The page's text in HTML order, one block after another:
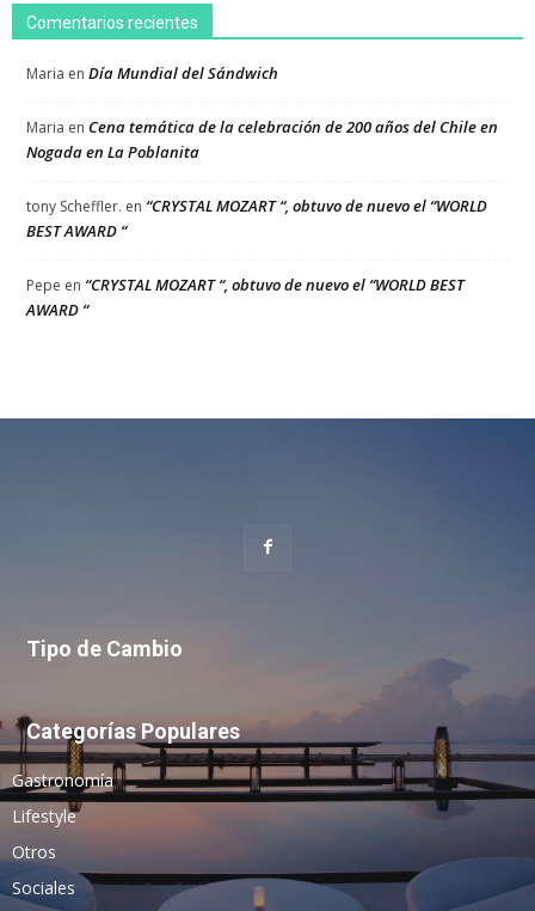
Comentarios recientes
Maria en Día Mundial del Sándwich
Maria en Cena temática de la celebración de 200 años del Chile en
Nogada en La Poblanita
tony Scheffler. en “CRYSTAL MOZART “, obtuvo de nuevo el “WORLD
BEST AWARD “
Pepe en “CRYSTAL MOZART “, obtuvo de nuevo el “WORLD BEST
AWARD “
Tipo de Cambio
Categorías Populares
Gastronomía
Lifestyle
Otros
Sociales